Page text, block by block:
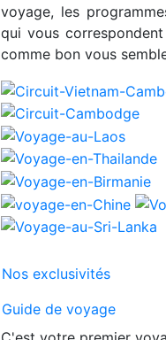
voyage, les
qui vous
comme bon vous
Nos exclusivités
Guide de voyage